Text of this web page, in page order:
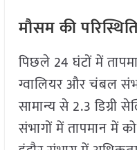
मौसम की
पिछले 24 घंटों में
ग्वालियर और चंबल
सामान्य से 2.3
संभागों में तापमान में